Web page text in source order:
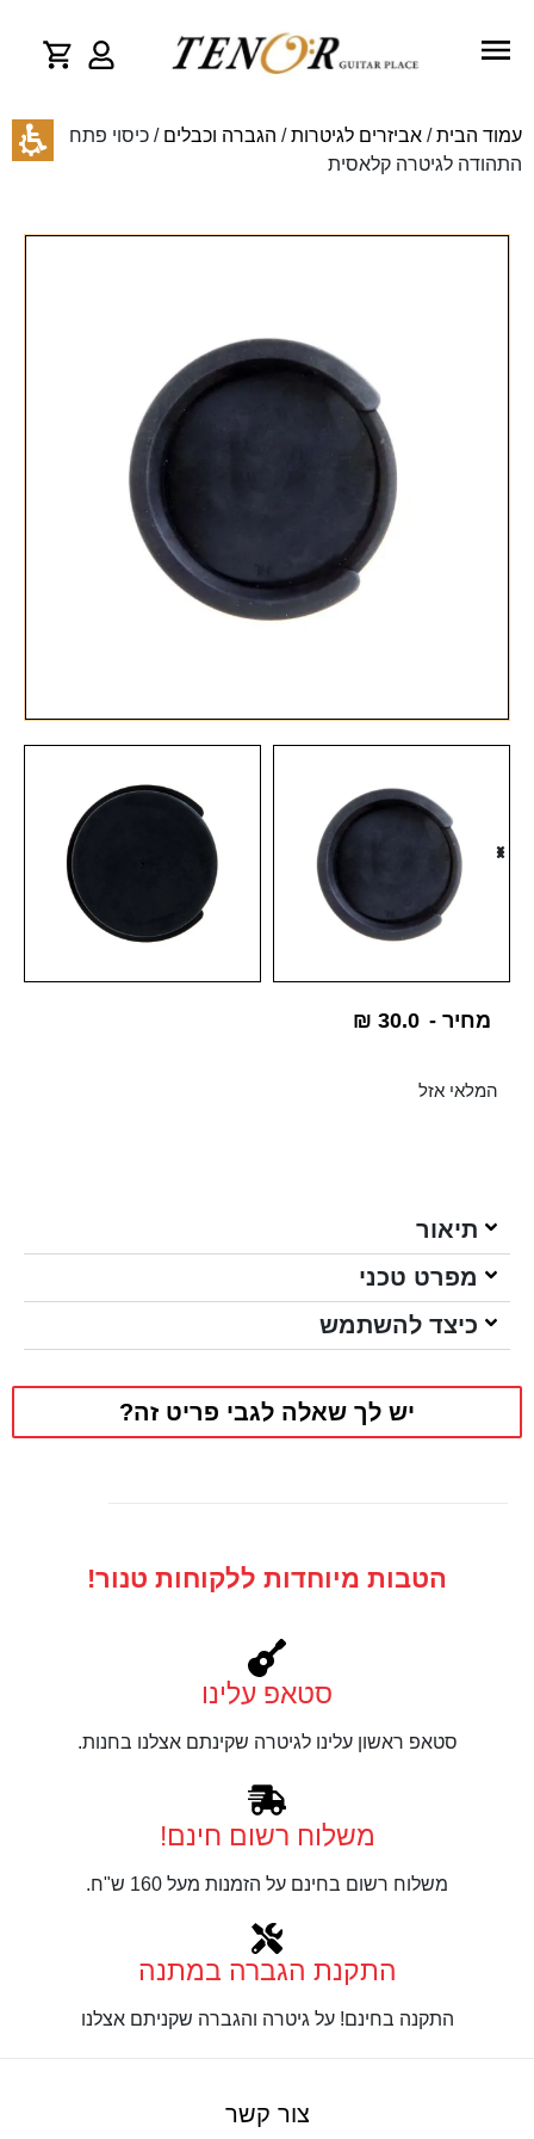
עמוד הבית/ אביזרים לגיטרות/ הגברה וכבלים / כיסוי פתח
התהודה לגיטרה קלאסית
מחיר - ₪ 30.0
המלאי אזל
תיאור
מפרט טכני
כיצד להשתמש
יש לך שאלה לגבי פריט זה?
הטבות מיוחדות ללקוחות טנור!
סטאפ עלינו
סטאפ ראשון עלינו לגיטרה שקינתם אצלנו בחנות.
משלוח רשום חינם!
משלוח רשום בחינם על הזמנות מעל 160 ש"ח.
התקנת הגברה במתנה
התקנה בחינם! על גיטרה והגברה שקניתם אצלנו
צור קשר